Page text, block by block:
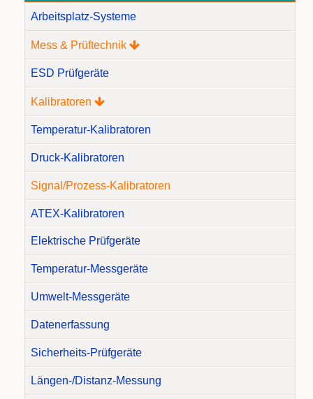
Arbeitsplatz-Systeme
Mess & Prüftechnik
ESD Prüfgeräte
Kalibratoren
Temperatur-Kalibratoren
Druck-Kalibratoren
Signal/Prozess-Kalibratoren
ATEX-Kalibratoren
Elektrische Prüfgeräte
Temperatur-Messgeräte
Umwelt-Messgeräte
Datenerfassung
Sicherheits-Prüfgeräte
Längen-/Distanz-Messung